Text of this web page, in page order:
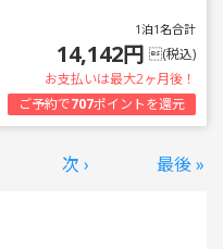
1泊1名合計
14,142円 (税込)
お支払いは最大2ヶ月後！
ご予約で707ポイントを還元
次 › 最後 »